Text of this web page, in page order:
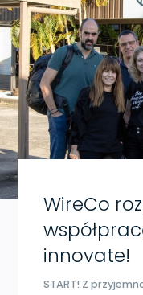
WireCo
innovate!
START! Z